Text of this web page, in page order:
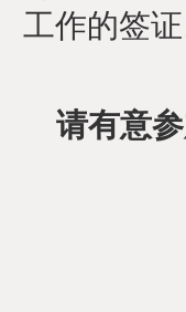
工作的签
请有意